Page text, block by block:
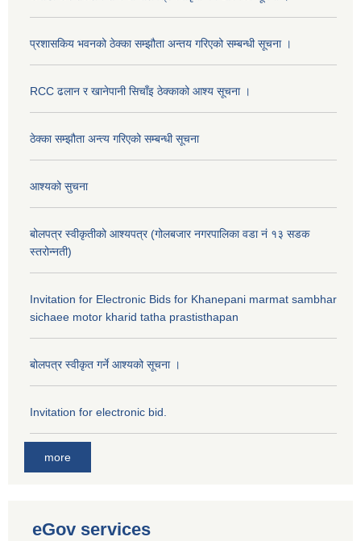
प्रशासकिय भवनको ठेक्का सम्झौता अन्तय गरिएको सम्बन्धी सूचना ।
RCC ढलान र खानेपानी सिचाँइ ठेक्काको आश्य सूचना ।
ठेक्का सम्झौता अन्त्य गरिएको सम्बन्धी सूचना
आश्यको सुचना
बोलपत्र स्वीकृतीको आश्यपत्र (गोलबजार नगरपालिका वडा नं १३ सडक
स्तरोन्नती)
Invitation for Electronic Bids for Khanepani marmat sambhar
sichaee motor kharid tatha prastisthapan
बोलपत्र स्वीकृत गर्ने आश्यको सूचना ।
Invitation for electronic bid.
more
eGov services